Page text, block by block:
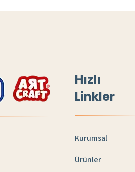
Hızlı
Linkler
Kurumsal
Ürünler